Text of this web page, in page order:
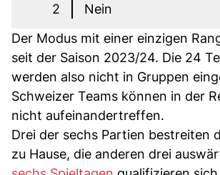
2
Nein
Der Modus mit einer einzigen
seit der Saison 2023/24. Die 24
werden also nicht in Gruppen
Schweizer Teams können in der
nicht aufeinandertreffen.
Drei der sechs Partien bestreiten
zu Hause, die anderen drei